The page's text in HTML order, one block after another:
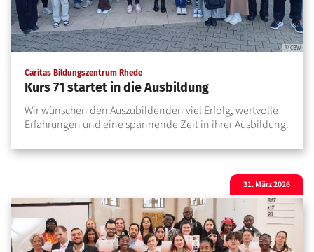
© CBW
Caritas Bildungszentrum Rhede:
Kurs 71 startet in die Ausbildung
Wir wünschen den Auszubildenden viel Erfolg, wertvolle
Erfahrungen und eine spannende Zeit in ihrer Ausbildung.
31. März 2026